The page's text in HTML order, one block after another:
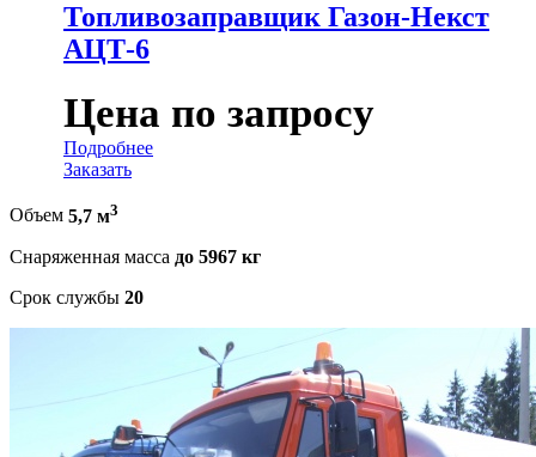
Топливозаправщик Газон-Некст
АЦТ-6
Цена по запросу
Подробнее
Заказать
Объем 5,7 м3
Снаряженная масса до 5967 кг
Срок службы 20